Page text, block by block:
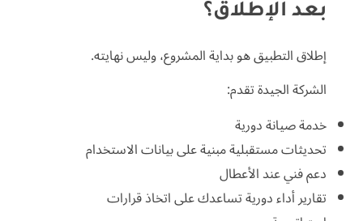
بعد الإطلاق؟
إطلاق التطبيق هو بداية المشروع، وليس نهايته.
الشركة الجيدة تقدم:
خدمة صيانة دورية
تحديثات مستقبلية مبنية على بيانات الاستخدام
دعم فني عند الأعطال
تقارير أداء دورية تساعدك على اتخاذ قرارات